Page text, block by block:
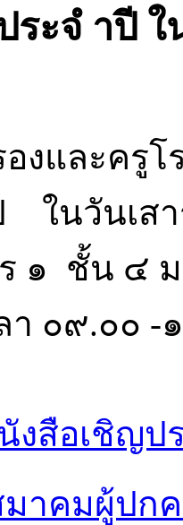
ะจํ าปี
งและครูโ
ในวันเส
๑ ชั้น ๔
า ๐๙.๐๐ -
งสือเชิญป
าคมผู้ปก